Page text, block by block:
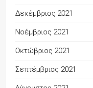
Δεκέμβριος 2021
Νοέμβριος 2021
Οκτώβριος 2021
Σεπτέμβριος 2021